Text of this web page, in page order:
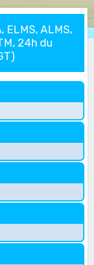
ELMS, ALMS,
24h du